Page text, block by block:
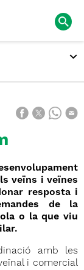
veïns i veïnes
resposta i
de la
o la que viu
amb les
i comercial